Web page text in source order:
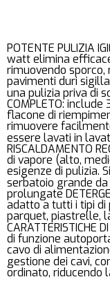
POTENTE PULIZIA
watt elimina
rimuovendo sporco,
pavimenti duri
una pulizia priva di
COMPLETO:
flacone di
rimuovere
essere lavati in
RISCALDAMENTO
di vapore (alto,
esigenze di pulizia.
serbatoio grande
prolungate
adatto a tutti i tipi di
parquet, piastrelle,
CARATTERISTICHE
di funzione
cavo di
gestione dei cavi,
ordinato, riducendo